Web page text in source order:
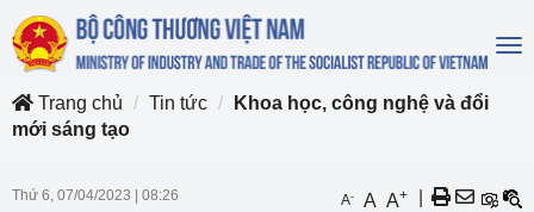
Trang chủ
Tin tức
Khoa học, công nghệ và đổi
mới sáng tạo
Thứ 6, 07/04/2023 08:26 A- A A+